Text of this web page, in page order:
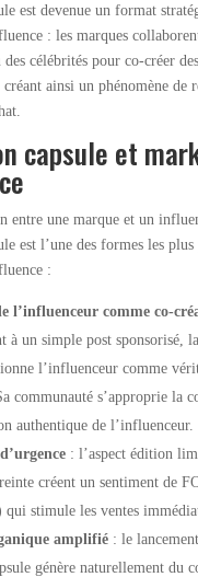
est devenue un format
: les marques
célébrités pour co-créer
ainsi un phénomène de
capsule et
entre une marque et un
est l’une des formes les plus
:
l’influenceur comme co-
à un simple post sponsorisé,
l’influenceur comme
communauté s’approprie la
authentique de l’influenceur.
: l’aspect édition
créent un sentiment de
stimule les ventes
amplifié: le
génère naturellement du